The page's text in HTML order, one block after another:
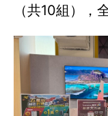
（共10組），